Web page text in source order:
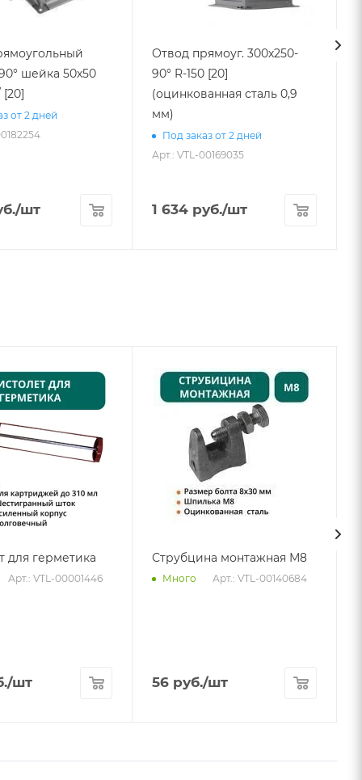
шейка 50х50
от 2 дней
/шт
Отвод прямоуг. 300х250-
90° R-150 [20]
(оцинкованная сталь 0,9
мм)
Под заказ от 2 дней
Арт.: VTL-00169035
1 634 руб./шт
для герметика
Арт.: VTL-00001446
/шт
Струбцина монтажная М8
Много Арт.: VTL-00140684
56 руб./шт